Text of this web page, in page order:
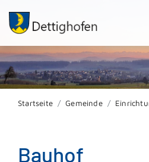
Startseite Gemeinde
Bauhof